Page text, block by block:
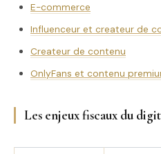
E-commerce
Influenceur et createur de
Createur de contenu
OnlyFans et contenu
Les enjeux fiscaux du